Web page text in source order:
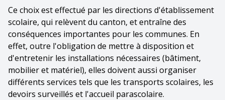
Ce choix est effectué par les directions d'établissement
scolaire, qui relèvent du canton, et entraîne des
conséquences importantes pour les communes. En
effet, outre l'obligation de mettre à disposition et
d'entretenir les installations nécessaires (bâtiment,
mobilier et matériel), elles doivent aussi organiser
différents services tels que les transports scolaires, les
devoirs surveillés et l'accueil parascolaire.